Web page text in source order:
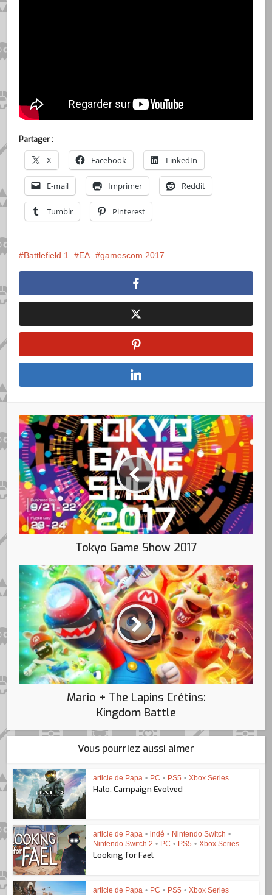
Partager :
X Facebook LinkedIn
E-mail Imprimer Reddit
Tumblr Pinterest
Battlefield 1 EA gamescom 2017
Tokyo Game Show 2017
Mario + The Lapins Crétins:
Kingdom Battle
Vous pourriez aussi aimer
article de Papa • PC • PS5 • Xbox Series
Halo: Campaign Evolved
article de Papa • indé • Nintendo Switch •
Nintendo Switch 2 • PC • PS5 • Xbox Series
Looking for Fael
article de Papa • PC • PS5 • Xbox Series